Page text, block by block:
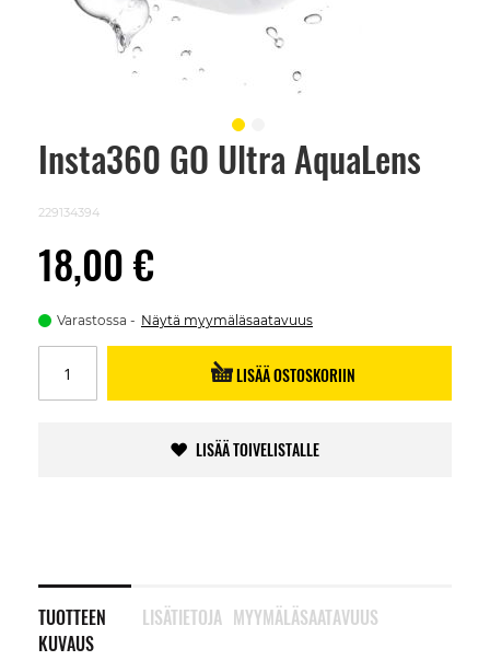
Insta360 GO Ultra AquaLens
229134394
18,00 €
Varastossa Näytä myymäläsaatavuus
LISÄÄ OSTOSKORIIN
LISÄÄ TOIVELISTALLE
TUOTTEEN
KUVAUS
LISÄTIETOJA MYYMÄLÄSAATAVUUS
Skip
images
gallery